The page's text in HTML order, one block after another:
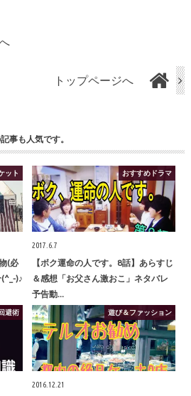
トップページへ
事も人気です。
ット
(必
)♪
おすすめドラマ
2017.6.7
【ボク運命の人です。8話】あらすじ
＆感想「お父さん激おこ」ネタバレ
予告動…
避術 遊び＆ファッション
2016.12.21